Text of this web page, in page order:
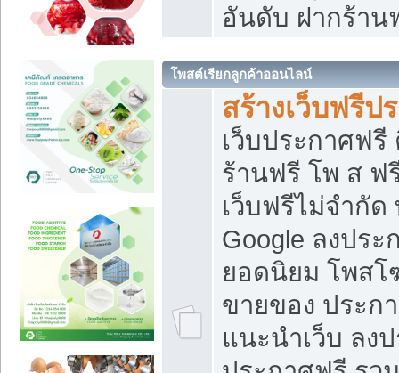
อันดับ ฝากร้าน
โพสต์เรียกลูกค้าออนไลน์
สร้างเว็บฟรีป
เว็บประกาศฟ
ร้านฟรี โพ ส ฟ
เว็บฟรีไม่จำกัด
Google ลงประ
ยอดนิยม โพส
ขายของ ประก
แนะนำเว็บ ลง